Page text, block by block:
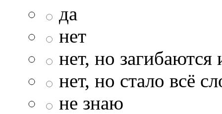
да
нет
нет, но загибаются
нет, но стало всё
не знаю